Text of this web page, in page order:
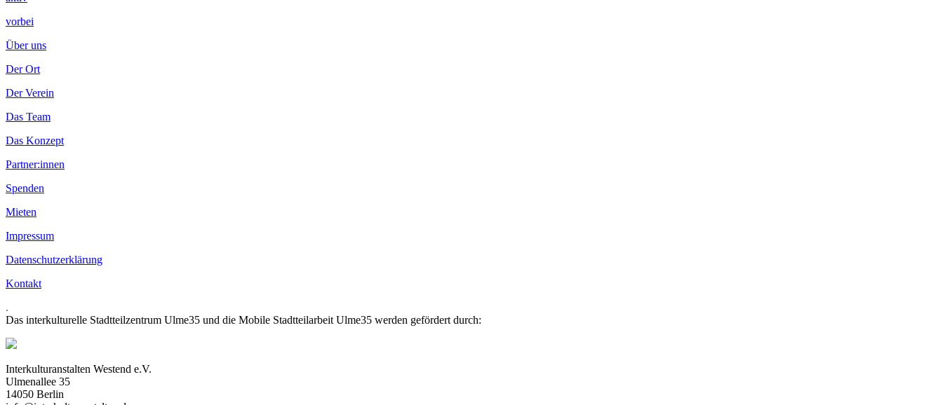
vorbei
Über uns
Der Ort
Der Verein
Das Team
Das Konzept
Partner:innen
Spenden
Mieten
Impressum
Datenschutzerklärung
Kontakt
.
Das interkulturelle Stadtteilzentrum Ulme35 und die Mobile Stadtteilarbeit Ulme35 werden gefördert durch:
Interkulturanstalten Westend e.V.
Ulmenallee 35
14050 Berlin